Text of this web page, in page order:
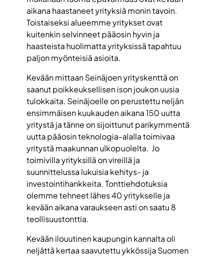
aikana haastaneet yrityksiä monin tavoin.
Toistaiseksi alueemme yritykset ovat
kuitenkin selvinneet pääosin hyvin ja
haasteista huolimatta yrityksissä tapahtuu
paljon myönteisiä asioita.
Kevään mittaan Seinäjoen yrityskenttä on
saanut poikkeuksellisen ison joukon uusia
tulokkaita. Seinäjoelle on perustettu neljän
ensimmäisen kuukauden aikana 150 uutta
yritystä ja tänne on sijoittunut parikymmentä
uutta pääosin teknologia-alalla toimivaa
yritystä maakunnan ulkopuolelta. Jo
toimivilla yrityksillä on vireillä ja
suunnittelussa lukuisia kehitys- ja
investointihankkeita. Tonttiehdotuksia
olemme tehneet lähes 40 yritykselle ja
kevään aikana varaukseen asti on saatu 8
teollisuustonttia.
Kevään ilouutinen kaupungin kannalta oli
neljättä kertaa saavutettu ykkössija Suomen